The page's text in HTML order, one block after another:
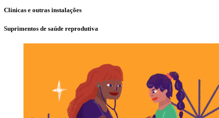
Clínicas e outras instalações
Suprimentos de saúde reprodutiva